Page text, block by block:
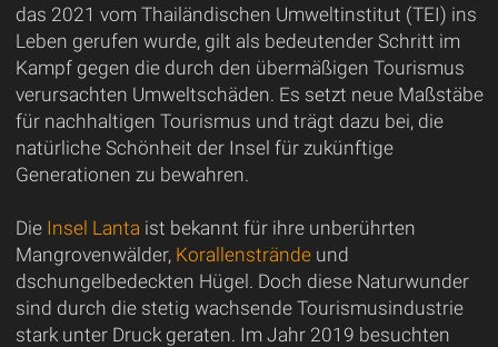
das 2021 vom Thailändischen Umweltinstitut (TEI) ins
Leben gerufen wurde, gilt als bedeutender Schritt im
Kampf gegen die durch den übermäßigen Tourismus
verursachten Umweltschäden. Es setzt neue Maßstäbe
für nachhaltigen Tourismus und trägt dazu bei, die
natürliche Schönheit der Insel für zukünftige
Generationen zu bewahren.
Die Insel Lanta ist bekannt für ihre unberührten
Mangrovenwälder, Korallensträndeund
dschungelbedeckten Hügel. Doch diese Naturwunder
sind durch die stetig wachsende Tourismusindustrie
stark unter Druck geraten. Im Jahr 2019 besuchten